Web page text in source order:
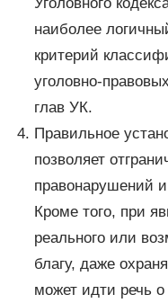
наиболее
критерий
уголовно-
глав УК.
Правильное
позволяет
правонарушений
Кроме того, при
реального или
благу, даже
может идти речь